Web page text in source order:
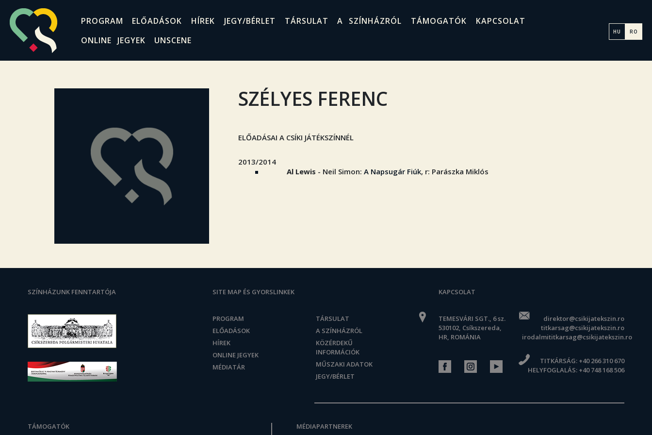
PROGRAM ELŐADÁSOK HÍREK JEGY/BÉRLET TÁRSULAT A SZÍNHÁZRÓL TÁMOGATÓK
KAPCSOLAT
ONLINE JEGYEK
UNSCENE
HU RO
SZÉLYES FERENC
ELŐADÁSAI A CSÍKI JÁTÉKSZÍNNÉL
2013/2014
Al Lewis - Neil Simon: A Napsugár Fiúk, r: Parászka Miklós
SZÍNHÁZUNK FENNTARTÓJA SITE MAP ÉS GYORSLINKEK
PROGRAM
ELŐADÁSOK
HÍREK
ONLINE JEGYEK
MÉDIATÁR
TÁRSULAT
A SZÍNHÁZRÓL
KÖZÉRDEKŰ
INFORMÁCIÓK
MŰSZAKI ADATOK
JEGY/BÉRLET
KAPCSOLAT
TEMESVÁRI SGT., 6 sz.
530102, Csíkszereda,
HR, ROMÁNIA
direktor@csikijatekszin.ro
titkarsag@csikijatekszin.ro
irodalmititkarsag@csikijatekszin.ro
TITKÁRSÁG: +40 266 310 670
HELYFOGLALÁS: +40 748 168 506
TÁMOGATÓK MÉDIAPARTNEREK